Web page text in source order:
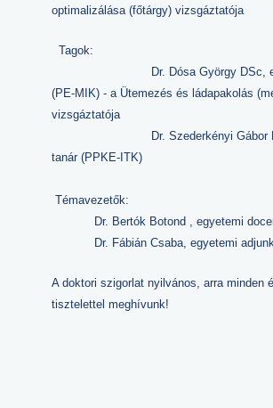
optimalizálása (főtárgy) vizsgáztatója
Tagok:
Dr. Dósa György DSc,
(PE-MIK) - a Ütemezés és ládapakolás
vizsgáztatója
Dr. Szederkényi Gábor
tanár (PPKE-ITK)
Témavezetők:
Dr. Bertók Botond , egyetemi
Dr. Fábián Csaba, egyetemi
A doktori szigorlat nyilvános, arra minden
tisztelettel meghívunk!